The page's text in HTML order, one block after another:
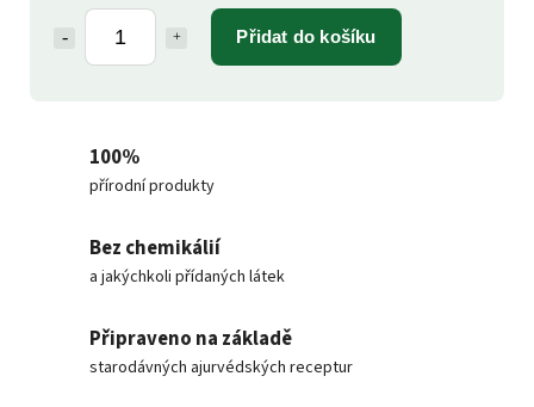
Přidat do košíku
100%
přírodní produkty
Bez chemikálií
a jakýchkoli přídaných látek
Připraveno na základě
starodávných ajurvédských receptur